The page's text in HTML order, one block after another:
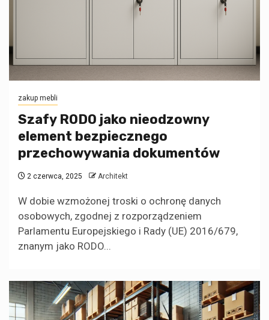
zakup mebli
Szafy RODO jako nieodzowny
element bezpiecznego
przechowywania dokumentów
2 czerwca, 2025 Architekt
W dobie wzmożonej troski o ochronę danych
osobowych, zgodnej z rozporządzeniem
Parlamentu Europejskiego i Rady (UE) 2016/679,
znanym jako RODO...